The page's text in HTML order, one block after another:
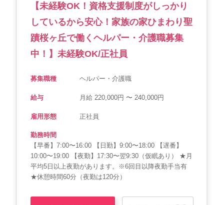
【未経験OK！資格支援制度がしっかり
しているから安心！家族の家ひまわり聖
蹟桜ヶ丘で働くヘルパー・介護職募集
中！】未経験OK/正社員
募集職種 ヘルパー・介護職
給与 月給 220,000円 〜 240,000円
雇用形態 正社員
勤務時間
【早番】7:00〜16:00 【日勤】9:00〜18:00 【遅番】
10:00〜19:00 【夜勤】17:30〜翌9:30（仮眠あり） ★月
平均5日以上夜勤があります。※6回目以降夜勤手当有
★休憩時間60分（夜勤は120分）